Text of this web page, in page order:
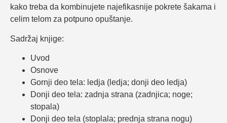
kako treba da kombinujete najefikasnije pokrete šakama i
celim telom za potpuno opuštanje.
Sadržaj knjige:
Uvod
Osnove
Gornji deo tela: ledja (ledja; donji deo ledja)
Donji deo tela: zadnja strana (zadnjica; noge;
stopala)
Donji deo tela (stoplala; prednja strana nogu)